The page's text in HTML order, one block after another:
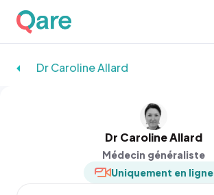
Dr Caroline Allard
Dr Caroline Allard
Médecin généraliste
Uniquement en ligne